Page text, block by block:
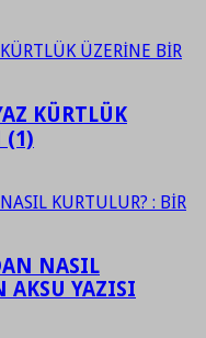
KÜRTLÜK
(1)
NASIL
AKSU YAZISI